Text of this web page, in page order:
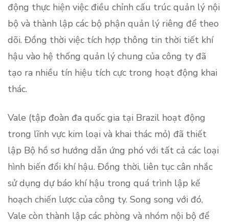
động thực hiện việc điều chỉnh cấu trúc quản lý nội
bộ và thành lập các bộ phận quản lý riêng để theo
dõi. Đồng thời việc tích hợp thông tin thời tiết khí
hậu vào hệ thống quản lý chung của công ty đã
tạo ra nhiều tín hiệu tích cực trong hoạt động khai
thác.
Vale (tập đoàn đa quốc gia tại Brazil hoạt động
trong lĩnh vực kim loại và khai thác mỏ) đã thiết
lập Bộ hồ sơ hướng dẫn ứng phó với tất cả các loại
hình biến đổi khí hậu. Đồng thời, liên tục cân nhắc
sử dụng dự báo khí hậu trong quá trình lập kế
hoạch chiến lược của công ty. Song song với đó,
Vale còn thành lập các phòng và nhóm nội bộ để